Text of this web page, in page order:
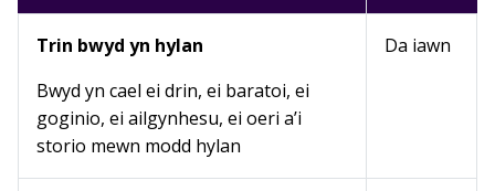
Trin bwyd yn hylan
Bwyd yn cael ei drin, ei baratoi, ei
goginio, ei ailgynhesu, ei oeri a’i
storio mewn modd hylan
Da iawn